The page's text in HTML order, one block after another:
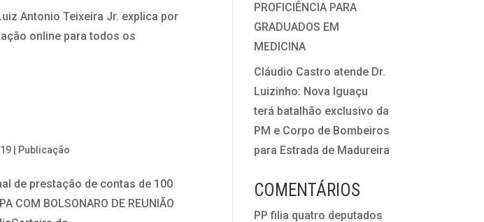
Antonio Teixeira Jr. explica por
online para todos os
Publicação
de prestação de contas de 100
COM BOLSONARO DE REUNIÃO
PROFICIÊNCIA PARA
GRADUADOS EM
MEDICINA
Cláudio Castro atende Dr.
Luizinho: Nova Iguaçu
terá batalhão exclusivo da
PM e Corpo de Bombeiros
para Estrada de Madureira
COMENTÁRIOS
PP filia quatro deputados